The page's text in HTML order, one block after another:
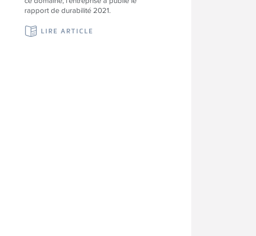
rapport de durabilité 2021.
LIRE ARTICLE